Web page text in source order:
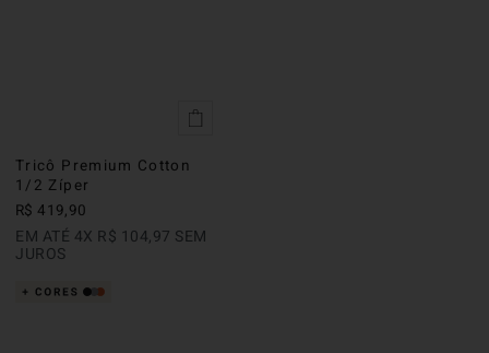
Tricô Premium Cotton
1/2 Zíper
R$ 419,90
EM ATÉ 4X R$ 104,97 SEM
JUROS